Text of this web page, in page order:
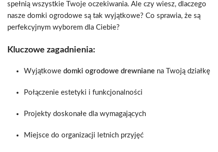
spełnią wszystkie Twoje oczekiwania. Ale czy wiesz, dlaczego
nasze domki ogrodowe są tak wyjątkowe? Co sprawia, że są
perfekcyjnym wyborem dla Ciebie?
Kluczowe zagadnienia:
Wyjątkowe domki ogrodowe drewniane na Twoją działkę
Połączenie estetyki i funkcjonalności
Projekty doskonałe dla wymagających
Miejsce do organizacji letnich przyjęć